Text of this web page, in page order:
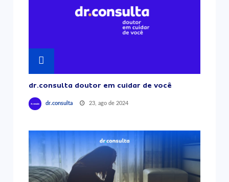
dr.consulta doutor em cuidar de você
dr.consulta 23, ago de 2024